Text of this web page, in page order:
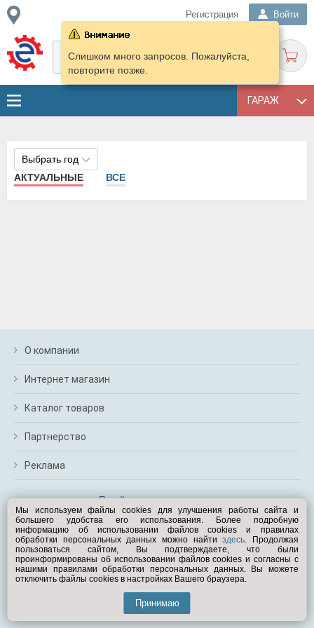
Регистрация Войти
ГАРАЖ
Слишком много запросов. Пожалуйста,
повторите позже.
Выбрать год
АКТУАЛЬНЫЕ
ВСЕ
О компании
Интернет магазин
Каталог товаров
Партнерство
Реклама
Перейти на полную версию
Вам помочь?
© Exist.ru 1998—2026
Мы используем файлы cookies для улучшения работы сайта и
большего удобства его использования. Более подробную
информацию об использовании файлов cookies и правилах
обработки персональных данных можно найтиздесь. Продолжая
пользоваться сайтом, Вы подтверждаете, что были
проинформированы об использовании файлов cookies и согласны с
нашими правилами обработки персональных данных. Вы можете
отключить файлы cookies в настройках Вашего браузера.
Принимаю